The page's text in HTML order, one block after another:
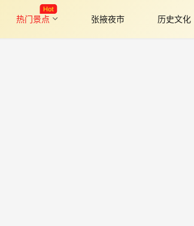
热门景点
Hot
张掖夜市 历史文化